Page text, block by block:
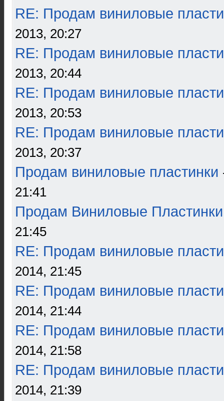
RE: Продам виниловые
2013, 20:27
RE: Продам виниловые
2013, 20:44
RE: Продам виниловые
2013, 20:53
RE: Продам виниловые
2013, 20:37
Продам виниловые пластинки
21:41
Продам Виниловые Пластинки
21:45
RE: Продам виниловые
2014, 21:45
RE: Продам виниловые
2014, 21:44
RE: Продам виниловые
2014, 21:58
RE: Продам виниловые
2014, 21:39